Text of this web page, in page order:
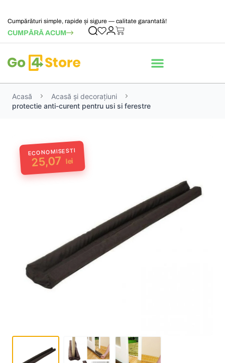
Cumpărături simple, rapide și sigure — calitate garantată!
CUMPĂRĂ ACUM
Acasă
Acasă și decorațiuni
protectie anti-curent pentru usi si ferestre
ECONOMISESTI
25,07 lei